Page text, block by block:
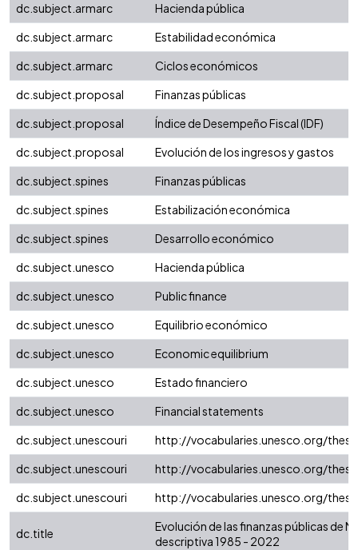
dc.subject.armarc
Hacienda pública
dc.subject.armarc
Estabilidad económica
dc.subject.armarc
Ciclos económicos
dc.subject.proposal
Finanzas públicas
dc.subject.proposal
Índice de Desempeño Fiscal (IDF)
dc.subject.proposal
Evolución de los ingresos y gastos
dc.subject.spines
Finanzas públicas
dc.subject.spines
Estabilización económica
dc.subject.spines
Desarrollo económico
dc.subject.unesco
Hacienda pública
dc.subject.unesco
Public finance
dc.subject.unesco
Equilibrio económico
dc.subject.unesco
Economic equilibrium
dc.subject.unesco
Estado financiero
dc.subject.unesco
Financial statements
dc.subject.unescouri
http://vocabularies.unesco.org/
dc.subject.unescouri
http://vocabularies.unesco.org/
dc.subject.unescouri
http://vocabularies.unesco.org/
dc.title
Evolución de las finanzas públicas de
descriptiva 1985 - 2022